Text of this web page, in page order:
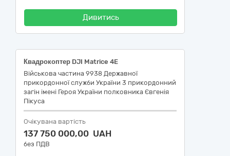
Дивитись
Квадрокоптер DJI Matrice 4E
Військова частина 9938 Державної
прикордонної служби України 3 прикордонний
загін імені Героя України полковника Євгенія
Пікуса
Очікувана вартість
137 750 000,00 UAH
без ПДВ